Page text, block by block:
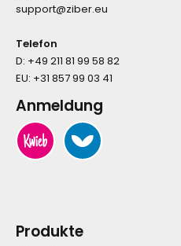
support@ziber.eu
Telefon
D: +49 211 81 99 58 82
EU: +31 857 99 03 41
Anmeldung
Produkte